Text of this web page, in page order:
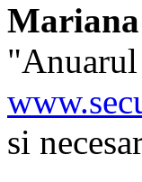
si